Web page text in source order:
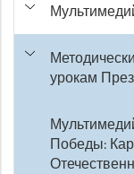
урокам
Победы: